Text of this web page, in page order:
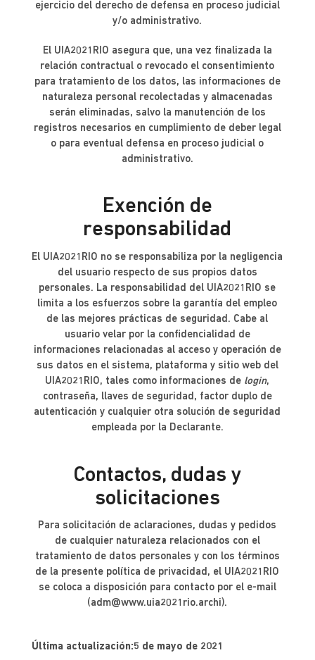
ejercicio del derecho de defensa en proceso judicial
y/o administrativo.
El UIA2021RIO asegura que, una vez finalizada la
relación contractual o revocado el consentimiento
para tratamiento de los datos, las informaciones de
naturaleza personal recolectadas y almacenadas
serán eliminadas, salvo la manutención de los
registros necesarios en cumplimiento de deber legal
o para eventual defensa en proceso judicial o
administrativo.
Exención de
responsabilidad
El UIA2021RIO no se responsabiliza por la negligencia
del usuario respecto de sus propios datos
personales. La responsabilidad del UIA2021RIO se
limita a los esfuerzos sobre la garantía del empleo
de las mejores prácticas de seguridad. Cabe al
usuario velar por la confidencialidad de
informaciones relacionadas al acceso y operación de
sus datos en el sistema, plataforma y sitio web del
UIA2021RIO, tales como informaciones de login,
contraseña, llaves de seguridad, factor duplo de
autenticación y cualquier otra solución de seguridad
empleada por la Declarante.
Contactos, dudas y
solicitaciones
Para solicitación de aclaraciones, dudas y pedidos
de cualquier naturaleza relacionados con el
tratamiento de datos personales y con los términos
de la presente política de privacidad, el UIA2021RIO
se coloca a disposición para contacto por el e-mail
(adm@www.uia2021rio.archi).
Última actualización:5 de mayo de 2021